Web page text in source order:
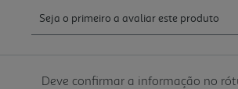
Deve confirmar a informação no